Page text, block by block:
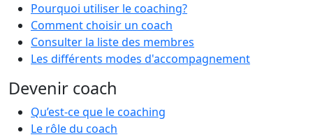
Pourquoi utiliser le coaching?
Comment choisir un coach
Consulter la liste des membres
Les différents modes d'accompagnement
Devenir coach
Qu’est-ce que le coaching
Le rôle du coach